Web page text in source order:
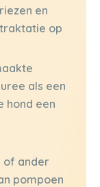
en
op
als een
hond een
of ander
pompoen